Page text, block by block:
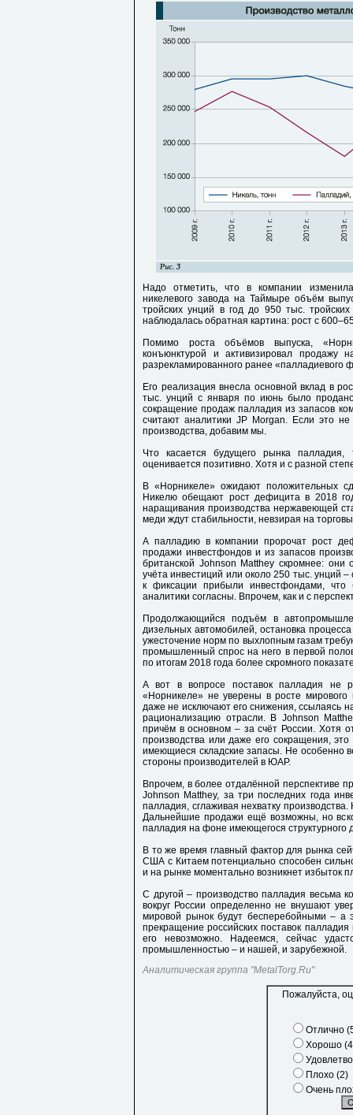
Надо отметить, что в компании
никелевого завода на Таймыре объём
тройских унций в год до 950 тыс.
наблюдалась обратная картина: рост с
Помимо роста объёмов выпуска,
конъюнктурой и активизировал продажу
разрекламированного ранее «палладиевого
Его реализация внесла основной вклад в
тыс. унций с января по июнь было
сокращение продаж палладия из запасов
считают аналитики JP Morgan. Если это
производства, добавим мы.
Что касается будущего рынка
оценивается позитивно. Хотя и с разной
В «Норникеле» ожидают положительных
Никелю обещают рост дефицита в 2018
наращивания производства нержавеющей
меди ждут стабильности, невзирая на
А палладию в компании пророчат рост
продажи инвестфондов и из запасов
британской Johnson Matthey скромнее:
учёта инвестиций или около 250 тыс. унций
к фиксации прибыли инвестфондами,
аналитики согласны. Впрочем, как и с
Продолжающийся подъём в
дизельных автомобилей, остановка
ужесточение норм по выхлопным газам
промышленный спрос на него в первой
по итогам 2018 года более скромного
А вот в вопросе поставок палладия не
«Норникеле» не уверены в росте мирового
даже не исключают его снижения, ссылаясь
рационализацию отрасли. В Johnson
причём в основном – за счёт России. Хотя
производства или даже его сокращения,
имеющиеся складские запасы. Не особенно
стороны производителей в ЮАР.
Впрочем, в более отдалённой перспективе
Johnson Matthey, за три последних года
палладия, сглаживая нехватку
Дальнейшие продажи ещё возможны, но
палладия на фоне имеющегося структурного
В то же время главный фактор для рынка
США с Китаем потенциально способен
и на рынке моментально возникнет избыток
С другой – производство палладия весьма
вокруг России определенно не внушают
мировой рынок будут бесперебойными – а
прекращение российских поставок
его невозможно. Надеемся, сейчас
промышленностью – и нашей, и зарубежной.
Аналитическая группа "MetalTorg.Ru"
Пожалуйста,
Отлично
Хорошо
Плохо (2)
Очень